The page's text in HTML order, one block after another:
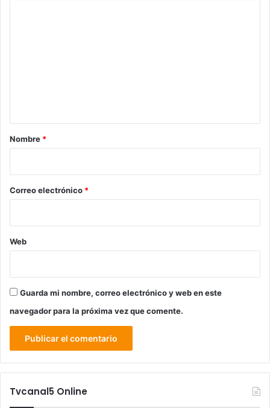
r
*
Nombre *
Correo electrónico *
Web
Guarda mi nombre, correo electrónico y web en este
navegador para la próxima vez que comente.
Tvcanal5 Online